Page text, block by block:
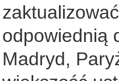
odpowiednią
Madryd,